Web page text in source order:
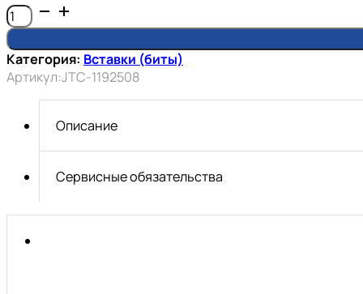
Количество
товара
Вставка
1/4"DR
5-
гранная
отверствием
TS8Hх25мм
Категория: Вставки (биты)
Артикул:JTC-1192508
Описание
Сервисные обязательства